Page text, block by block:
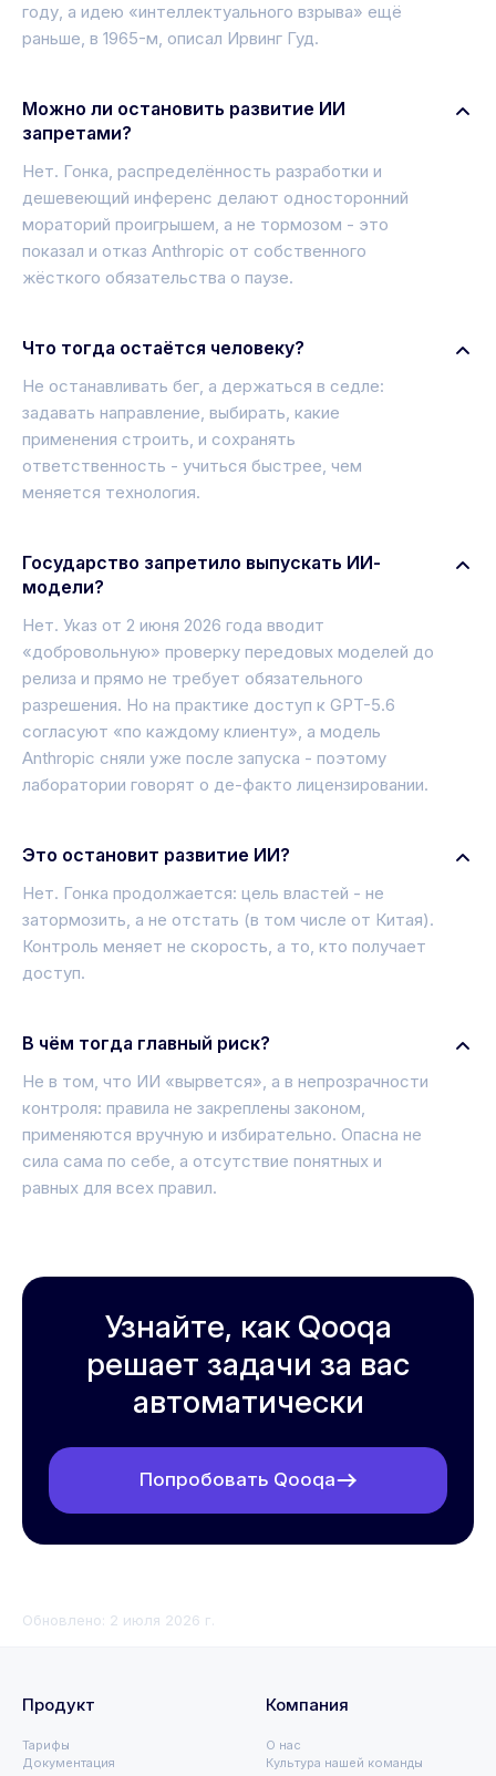
году, а идею «интеллектуального взрыва» ещё
раньше, в 1965-м, описал Ирвинг Гуд.
Можно ли остановить развитие ИИ
запретами?
Нет. Гонка, распределённость разработки и
дешевеющий инференс делают односторонний
мораторий проигрышем, а не тормозом - это
показал и отказ Anthropic от собственного
жёсткого обязательства о паузе.
Что тогда остаётся человеку?
Не останавливать бег, а держаться в седле:
задавать направление, выбирать, какие
применения строить, и сохранять
ответственность - учиться быстрее, чем
меняется технология.
Государство запретило выпускать ИИ-
модели?
Нет. Указ от 2 июня 2026 года вводит
«добровольную» проверку передовых моделей до
релиза и прямо не требует обязательного
разрешения. Но на практике доступ к GPT-5.6
согласуют «по каждому клиенту», а модель
Anthropic сняли уже после запуска - поэтому
лаборатории говорят о де-факто лицензировании.
Это остановит развитие ИИ?
Нет. Гонка продолжается: цель властей - не
затормозить, а не отстать (в том числе от Китая).
Контроль меняет не скорость, а то, кто получает
доступ.
В чём тогда главный риск?
Не в том, что ИИ «вырвется», а в непрозрачности
контроля: правила не закреплены законом,
применяются вручную и избирательно. Опасна не
сила сама по себе, а отсутствие понятных и
равных для всех правил.
Узнайте, как Qooqa
решает задачи за вас
автоматически
Попробовать Qooqa
Обновлено: 2 июля 2026 г.
Продукт
Тарифы
Документация
Компания
О нас
Культура нашей команды